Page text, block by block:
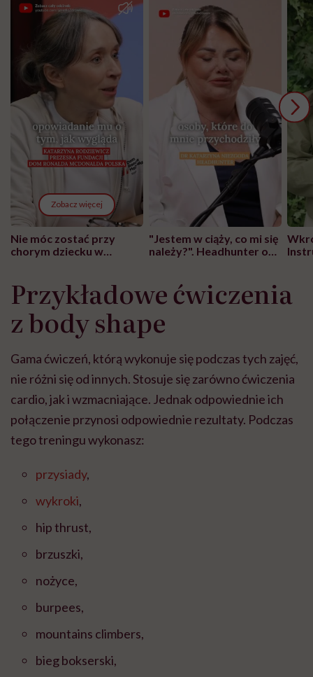
Zobacz więcej
Nie móc zostać przy
chorym dziecku w
może chyba tylko
głupota i brak
wyobraźni"
"Jestem w ciąży, co mi się
należy?". Headhunter o
pracy
Przykładowe ćwiczenia
z body shape
Gama ćwiczeń, którą wykonuje się podczas tych zajęć,
nie różni się od innych. Stosuje się zarówno ćwiczenia
cardio, jak i wzmacniające. Jednak odpowiednie ich
połączenie przynosi odpowiednie rezultaty. Podczas
tego treningu wykonasz:
przysiady,
wykroki,
hip thrust,
brzuszki,
nożyce,
burpees,
mountains climbers,
bieg bokserski,